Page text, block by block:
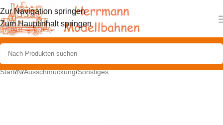
Zur Navigation springen
Zum Hauptinhalt springen
Start/N/Ausschmückung/Sonstiges